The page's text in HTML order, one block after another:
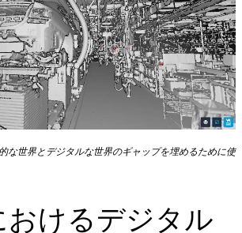
な世界とデジタルな世界のギャップを埋めるために使
おけるデジタル